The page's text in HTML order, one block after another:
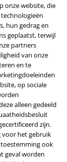
onze website, die
technologieën
hun gedrag en
geplaatst, terwijl
partners
van onze
en te
op sociale
alleen gedeeld
zijn.
voor het gebruik
toestemming ook
geval worden